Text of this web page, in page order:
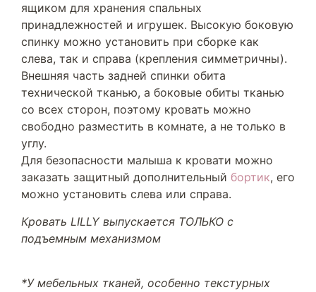
ящиком для хранения спальных
принадлежностей и игрушек. Высокую боковую
спинку можно установить при сборке как
слева, так и справа (крепления симметричны).
Внешняя часть задней спинки обита
технической тканью, а боковые обиты тканью
со всех сторон, поэтому кровать можно
свободно разместить в комнате, а не только в
углу.
Для безопасности малыша к кровати можно
заказать защитный дополнительный бортик, его
можно установить слева или справа.
Кровать LILLY выпускается ТОЛЬКО с
подъемным механизмом
*У мебельных тканей, особенно текстурных